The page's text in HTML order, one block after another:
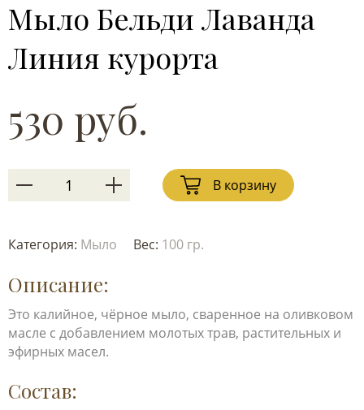
Мыло Бельди Лаванда
Линия курорта
530 руб.
В корзину
Категория: Мыло Вес: 100 гр.
Описание:
Это калийное, чёрное мыло, сваренное на оливковом
масле с добавлением молотых трав, растительных и
эфирных масел.
Состав: